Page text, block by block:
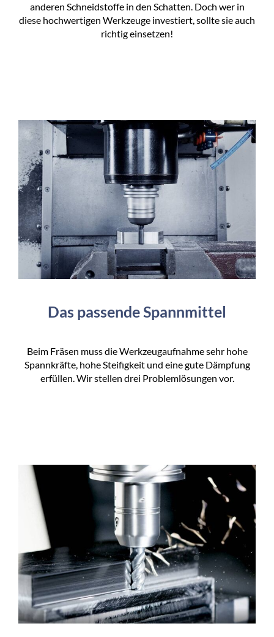
anderen Schneidstoffe in den Schatten. Doch wer in
diese hochwertigen Werkzeuge investiert, sollte sie auch
richtig einsetzen!
Das passende Spannmittel
Beim Fräsen muss die Werkzeugaufnahme sehr hohe
Spannkräfte, hohe Steifigkeit und eine gute Dämpfung
erfüllen. Wir stellen drei Problemlösungen vor.